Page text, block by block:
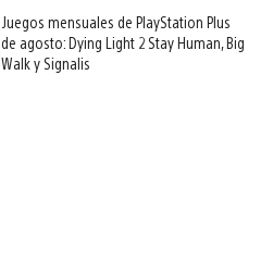
Juegos mensuales de PlayStation Plus
de agosto: Dying Light 2 Stay Human, Big
Walk y Signalis